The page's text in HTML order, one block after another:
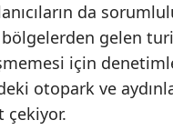
da
gelen
için
otopark ve
çekiyor.